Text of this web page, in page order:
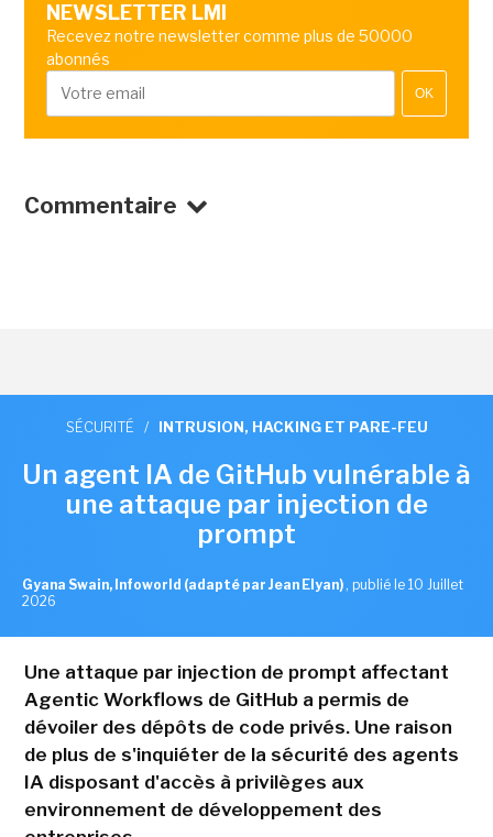
NEWSLETTER LMI
Recevez notre newsletter comme plus de 50000
abonnés
OK
Commentaire
SÉCURITÉ / INTRUSION, HACKING ET PARE-FEU
Un agent IA de GitHub vulnérable à
une attaque par injection de
prompt
Gyana Swain, Infoworld (adapté par Jean Elyan) , publié le 10 Juillet
2026
Une attaque par injection de prompt affectant
Agentic Workflows de GitHub a permis de
dévoiler des dépôts de code privés. Une raison
de plus de s'inquiéter de la sécurité des agents
IA disposant d'accès à privilèges aux
environnement de développement des